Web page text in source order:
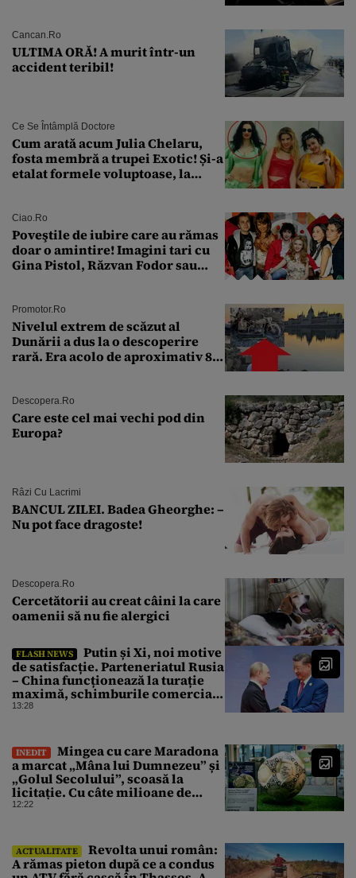
Cancan.ro
ULTIMA ORĂ! A murit într-un
accident teribil!
Ce Se Întâmplă Doctore
Cum arată acum Julia Chelaru,
fosta membră a trupei Exotic! Și-a
etalat formele voluptoase, la
Ciao.ro
Poveştile de iubire care au rămas
doar o amintire! Imagini tari cu
Gina Pistol, Răzvan Fodor sau
Promotor.ro
Nivelul extrem de scăzut al
Dunării a dus la o descoperire
rară. Era acolo de aproximativ 80
Descopera.ro
Care este cel mai vechi pod din
Europa?
Râzi Cu Lacrimi
BANCUL ZILEI. Badea Gheorghe: –
Nu pot face dragoste!
Descopera.ro
Cercetătorii au creat câini la care
oamenii să nu fie alergici
FLASH NEWS
Putin și Xi, noi motive
de satisfacție. Parteneriatul Rusia
– China funcționează la turație
maximă, schimburile comerciale
ating niveluri record
13:28
INEDIT
Mingea cu care Maradona
a marcat „Mâna lui Dumnezeu” și
„Golul Secolului”, scoasă la
licitație. Cu câte milioane de
dolari ar putea fi vândută
12:22
ACTUALITATE
Revolta unui român:
A rămas pieton după ce a condus